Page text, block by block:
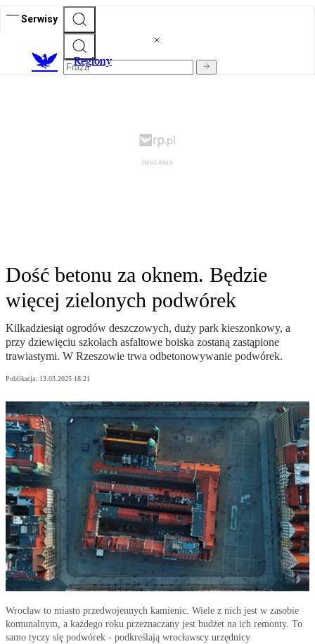
Serwisy
Regiony
Dość betonu za oknem. Będzie
więcej zielonych podwórek
Kilkadziesiąt ogrodów deszczowych, duży park kieszonkowy, a
przy dziewięciu szkołach asfaltowe boiska zostaną zastąpione
trawiastymi. W Rzeszowie trwa odbetonowywanie podwórek.
Publikacja: 13.03.2025 18:21
Wrocław to miasto przedwojennych kamienic. Wiele z nich jest w zasobie
komunalnym, a każdego roku przeznaczany jest budżet na ich remonty. To
samo tyczy się podwórek - podkreślają wrocławscy urzędnicy